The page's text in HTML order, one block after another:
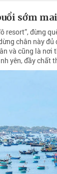
sớm mai
resort”, đừng
chân này đủ
và cũng là nơi
yên, đầy chất